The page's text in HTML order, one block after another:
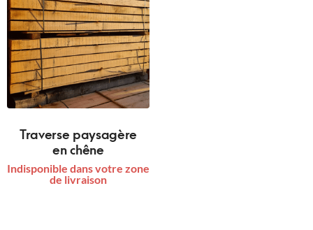
Traverse paysagère
en chêne
Indisponible dans votre zone
de livraison